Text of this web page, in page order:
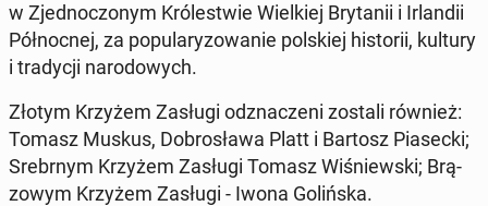
w Zjed­no­czo­nym Kró­le­stwie Wiel­kiej Bry­ta­nii i Ir­lan­dii
Pół­noc­nej, za po­pu­la­ry­zo­wa­nie pol­skiej hi­sto­rii, kultury
i tra­dy­cji na­ro­do­wych.
Złotym Krzyżem Zasługi od­zna­cze­ni zostali również:
Tomasz Muskus, Do­bro­sła­wa Platt i Bartosz Pia­sec­ki;
Srebr­nym Krzyżem Zasługi Tomasz Wi­śniew­ski; Brą­
zo­wym Krzyżem Zasługi - Iwona Go­liń­ska.